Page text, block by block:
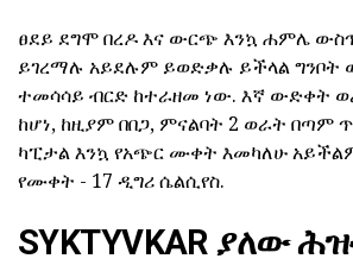
ፀደይ ደግሞ በረዶ እና ውርጭ እንኳ ሐምሌ
ይገረማሉ አይደሉም ይወድቃሉ ይችላል ግንቦት
ተመሳሳይ ብርድ ከተራዘመ ነው. እኛ ውድቀት
ከሆነ, ከዚያም በበጋ, ምናልባት 2 ወራት በጣም
ካፒታል እንኳ የአጭር ሙቀት እመካለሁ
የሙቀት - 17 ዲግሪ ሴልሲየስ.
SYKTYVKAR ያለው